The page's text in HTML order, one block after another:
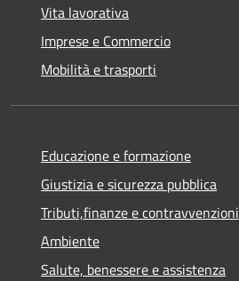
Vita lavorativa
Imprese e Commercio
Mobilità e trasporti
Educazione e formazione
Giustizia e sicurezza pubblica
Tributi,finanze e contravvenzioni
Ambiente
Salute, benessere e assistenza